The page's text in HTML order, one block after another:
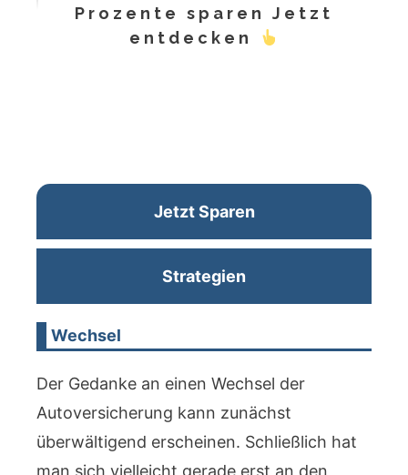
Prozente sparen Jetzt
entdecken
Jetzt Sparen
Strategien
Wechsel
Der Gedanke an einen Wechsel der
Autoversicherung kann zunächst
überwältigend erscheinen. Schließlich hat
man sich vielleicht gerade erst an den